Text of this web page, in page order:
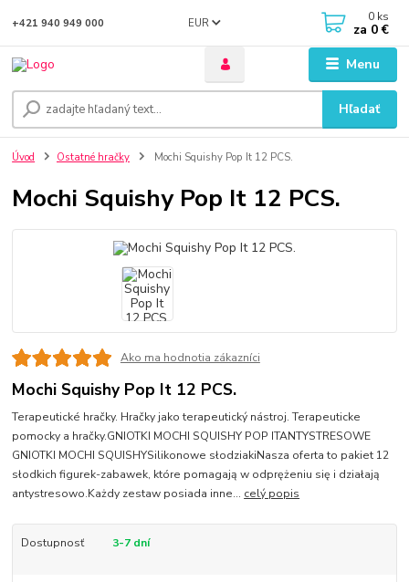
Menu
EUR
Hľadať
+421 940 949 000 0 ks
za 0 €
Úvod Ostatné hračky Mochi Squishy Pop It 12 PCS.
Mochi Squishy Pop It 12 PCS.
Ako ma hodnotia zákazníci
Mochi Squishy Pop It 12 PCS.
Terapeutické hračky. Hračky jako terapeutický nástroj. Terapeuticke
pomocky a hračky.GNIOTKI MOCHI SQUISHY POP ITANTYSTRESOWE
GNIOTKI MOCHI SQUISHYSilikonowe słodziakiNasza oferta to pakiet 12
słodkich figurek-zabawek, które pomagają w odprężeniu się i działają
antystresowo.Każdy zestaw posiada inne... celý popis
Dostupnosť 3-7 dní